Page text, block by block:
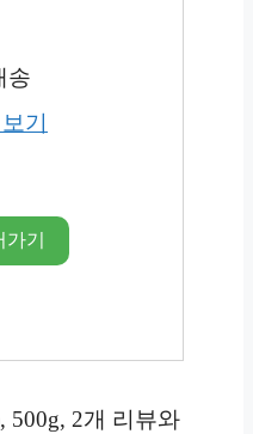
송
기
기
, 500g, 2개 리뷰와